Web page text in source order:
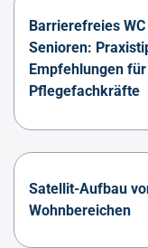
Barrierefreies
Senioren:
Empfehlungen für
Pflegefachkräfte
Satellit-Aufbau
Wohnbereichen